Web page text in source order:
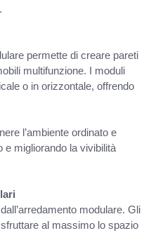
permette di creare pareti
multifunzione. I moduli
o in orizzontale, offrendo
l’ambiente ordinato e
e migliorando la vivibilità
modulare. Gli
al massimo lo spazio